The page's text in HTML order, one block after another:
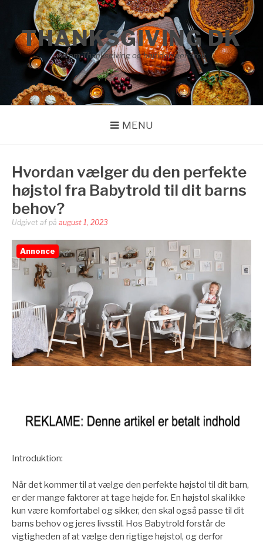
indholdTHANKSGIVING DK
Alt om Thanksgiving og højtiden generelt
MENU
Hvordan vælger du den perfekte
højstol fra Babytrold til dit barns
behov?
Udgivet af på august 1, 2023
Annonce
Introduktion:
Når det kommer til at vælge den perfekte højstol til dit barn,
er der mange faktorer at tage højde for. En højstol skal ikke
kun være komfortabel og sikker, den skal også passe til dit
barns behov og jeres livsstil. Hos Babytrold forstår de
vigtigheden af at vælge den rigtige højstol, og derfor